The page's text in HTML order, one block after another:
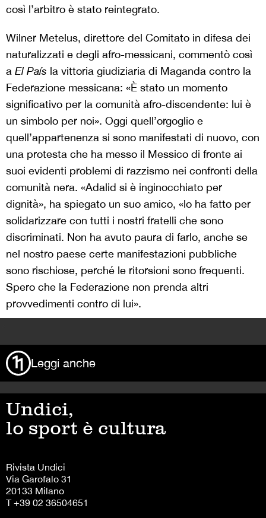
così l’arbitro è stato reintegrato.
Wilner Metelus, direttore del Comitato in difesa dei
naturalizzati e degli afro-messicani, commentò così
a El País la vittoria giudiziaria di Maganda contro la
Federazione messicana: «È stato un momento
significativo per la comunità afro-discendente: lui è
un simbolo per noi». Oggi quell’orgoglio e
quell’appartenenza si sono manifestati di nuovo, con
una protesta che ha messo il Messico di fronte ai
suoi evidenti problemi di razzismo nei confronti della
comunità nera. «Adalid si è inginocchiato per
dignità», ha spiegato un suo amico, «lo ha fatto per
solidarizzare con tutti i nostri fratelli che sono
discriminati. Non ha avuto paura di farlo, anche se
nel nostro paese certe manifestazioni pubbliche
sono rischiose, perché le ritorsioni sono frequenti.
Spero che la Federazione non prenda altri
provvedimenti contro di lui».
Leggi anche
Undici,
lo sport è cultura
Rivista Undici
Via Garofalo 31
20133 Milano
T +39 02 36504651